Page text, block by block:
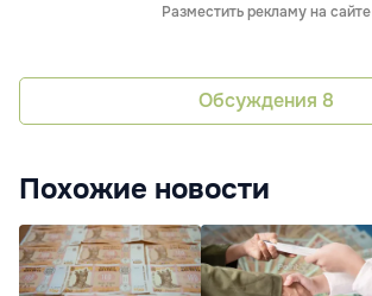
Разместить рекламу на сайте
Обсуждения 8
Похожие новости